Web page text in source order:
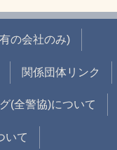
の会社のみ)
関係団体リンク
(全警協)について
いて